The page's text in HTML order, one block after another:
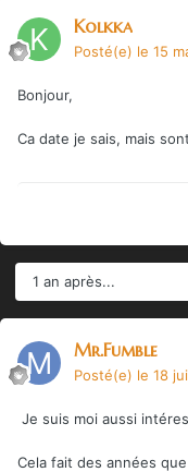
Kolkka
Posté(e) le 15
Bonjour,
Ca date je sais, mais
1 an après...
Mr.Fumble
Posté(e) le 18
Je suis moi aussi
Cela fait des années